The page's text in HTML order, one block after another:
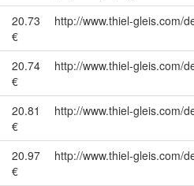
20.73
€
http://www.thiel-gleis.com/
20.74
€
http://www.thiel-gleis.com/
20.81
€
http://www.thiel-gleis.com/
20.97
€
http://www.thiel-gleis.com/